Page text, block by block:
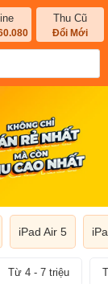
Thu Cũ
Đổi Mới
iPad Air 5
Từ 4 - 7 triệu